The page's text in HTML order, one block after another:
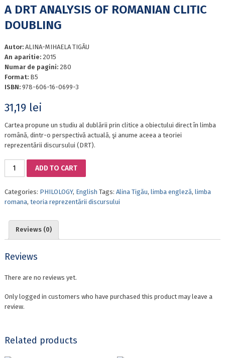
A DRT ANALYSIS OF ROMANIAN CLITIC
DOUBLING
Autor: ALINA-MIHAELA TIGĂU
An aparitie: 2015
Numar de pagini: 280
Format: B5
ISBN: 978-606-16-0699-3
31,19 lei
Cartea propune un studiu al dublării prin clitice a obiectului direct în limba
română, dintr-o perspectivă actuală, şi anume aceea a teoriei
reprezentării discursului (DRT).
OF
ROMANIAN
quantity
ADD TO CART
Categories: PHILOLOGY, English Tags: Alina Tigău, limba engleză, limba
romana, teoria reprezentării discursului
Reviews (0)
Reviews
There are no reviews yet.
Only logged in customers who have purchased this product may leave a
review.
Related products